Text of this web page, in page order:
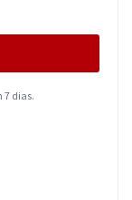
7 dias.